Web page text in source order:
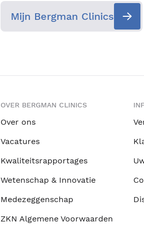
Mijn Bergman Clinics
OVER BERGMAN CLINICS
Over ons
Vacatures
Kwaliteitsrapportages
Wetenschap & Innovatie
Medezeggenschap
ZKN Algemene Voorwaarden